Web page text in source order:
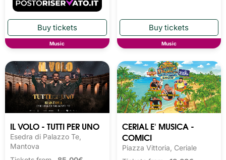
Music Music
IL VOLO - TUTTI PER UNO
Esedra di Palazzo Te,
Mantova
CERIAL E' MUSICA -
COMICI
Piazza Vittoria, Ceriale